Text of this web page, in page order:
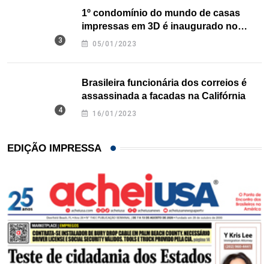
1º condomínio do mundo de casas
impressas em 3D é inaugurado no
Texas
05/01/2023
Brasileira funcionária dos correios é
assassinada a facadas na Califórnia
16/01/2023
EDIÇÃO IMPRESSA